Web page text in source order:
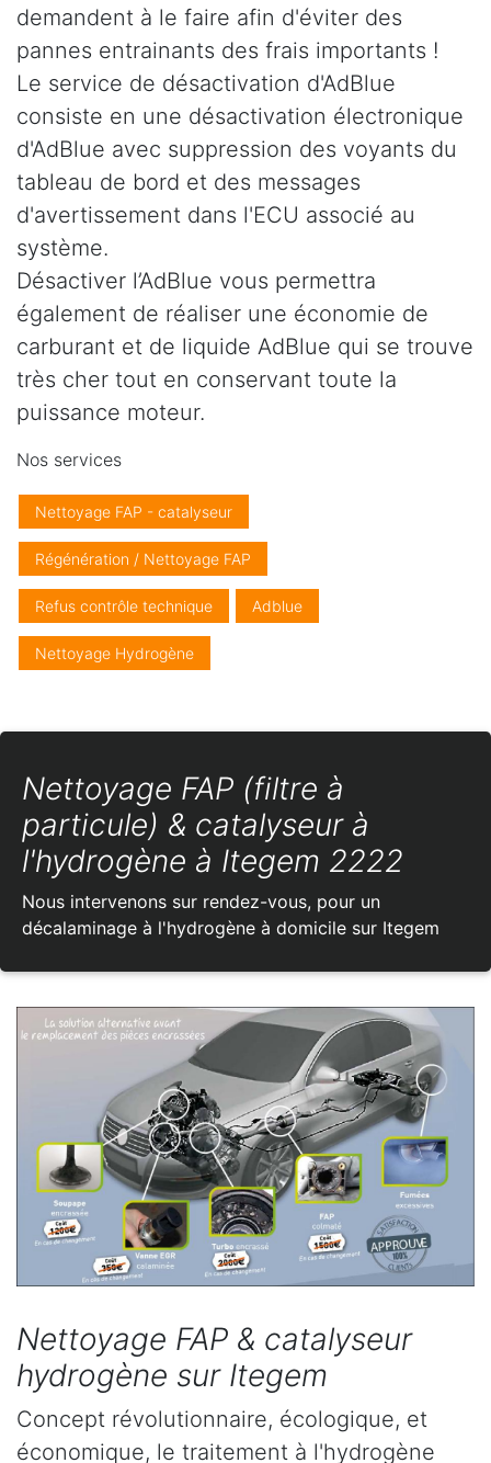
demandent à le faire afin d'éviter des
pannes entrainants des frais importants !
Le service de désactivation d'AdBlue
consiste en une désactivation électronique
d'AdBlue avec suppression des voyants du
tableau de bord et des messages
d'avertissement dans l'ECU associé au
système.
Désactiver l’AdBlue vous permettra
également de réaliser une économie de
carburant et de liquide AdBlue qui se trouve
très cher tout en conservant toute la
puissance moteur.
Nos services
Nettoyage FAP - catalyseur
Régénération / Nettoyage FAP
Refus contrôle technique Adblue
Nettoyage Hydrogène
Nettoyage FAP (filtre à
particule) & catalyseur à
l'hydrogène à Itegem 2222
Nous intervenons sur rendez-vous, pour un
décalaminage à l'hydrogène à domicile sur Itegem
Nettoyage FAP & catalyseur
hydrogène sur Itegem
Concept révolutionnaire, écologique, et
économique, le traitement à l'hydrogène